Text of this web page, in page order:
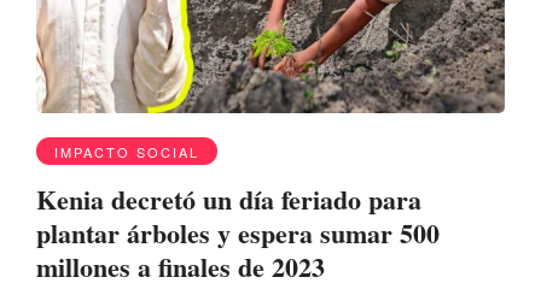
IMPACTO SOCIAL
Kenia decretó un día feriado para
plantar árboles y espera sumar 500
millones a finales de 2023